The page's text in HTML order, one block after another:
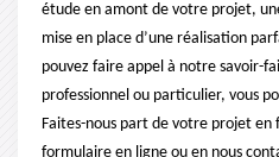
étude en amont de votre projet,
mise en place d’une réalisation
pouvez faire appel à notre savoir-
professionnel ou particulier, vous
Faites-nous part de votre projet
formulaire en ligne ou en nous